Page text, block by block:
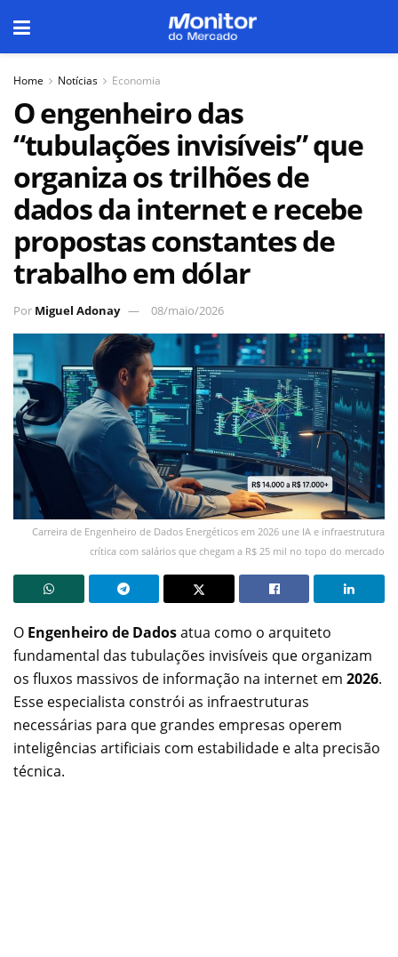
Home Notícias Economia
O engenheiro das
“tubulações invisíveis” que
organiza os trilhões de
dados da internet e recebe
propostas constantes de
trabalho em dólar
Por Miguel Adonay 08/maio/2026
Carreira de Engenheiro de Dados Energéticos em 2026 une IA e infraestrutura
crítica com salários que chegam a R$ 25 mil no topo do mercado
O Engenheiro de Dadosatua como o arquiteto
fundamental das tubulações invisíveis que organizam
os fluxos massivos de informação na internet em 2026.
Esse especialista constrói as infraestruturas
necessárias para que grandes empresas operem
inteligências artificiais com estabilidade e alta precisão
técnica.